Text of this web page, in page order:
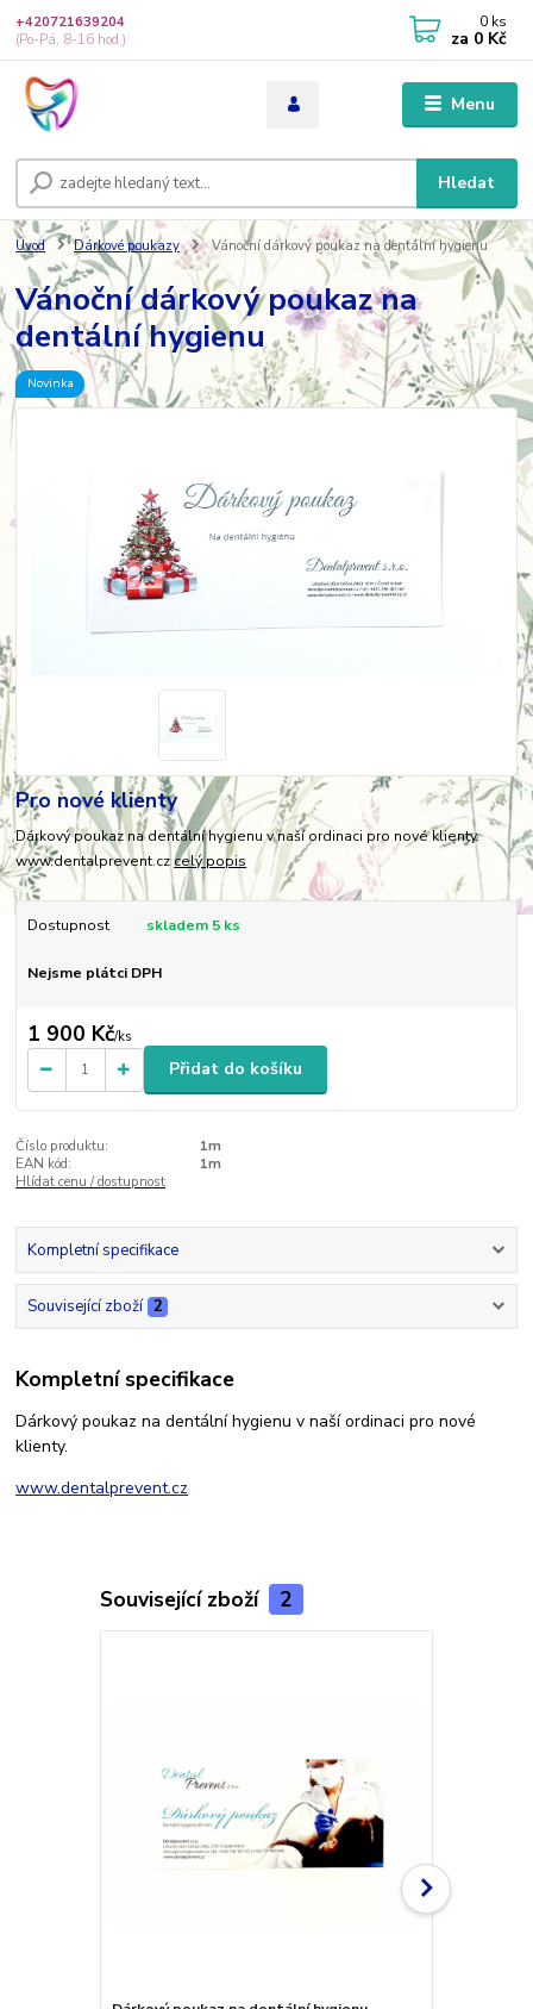
Menu
Hledat
+420721639204
(Po-Pá, 8-16 hod.)
0 ks
za 0 Kč
Úvod Dárkové poukazy Vánoční dárkový poukaz na dentální hygienu
Vánoční dárkový poukaz na
dentální hygienu
Novinka
Pro nové klienty
Dárkový poukaz na dentální hygienu v naší ordinaci pro nové klienty.
www.dentalprevent.czcelý popis
Dostupnost skladem 5 ks
Nejsme plátci DPH
1 900 Kč/ks
Přidat do košíku
Číslo produktu:
1m
EAN kód:
1m
Hlídat cenu / dostupnost
Kompletní specifikace
Související zboží 2
Kompletní specifikace
Dárkový poukaz na dentální hygienu v naší ordinaci pro nové
klienty.
www.dentalprevent.cz
Související zboží 2